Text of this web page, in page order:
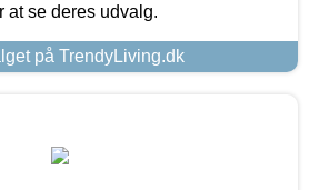
at se deres udvalg.
på TrendyLiving.dk